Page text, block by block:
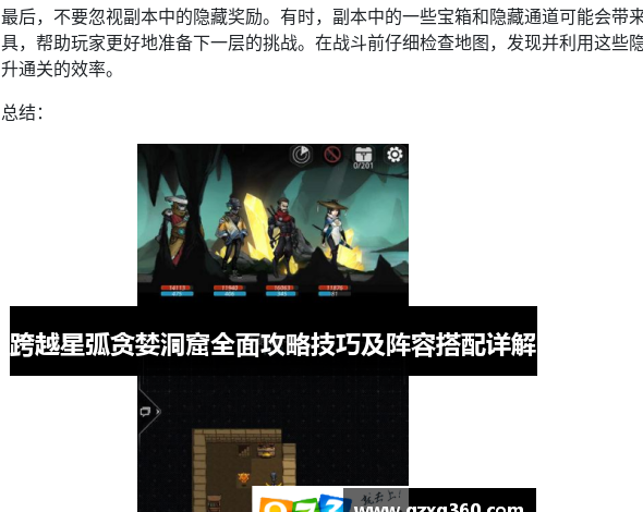
最后，不要忽视副本中的隐藏奖励。有时，副本中的一些宝箱和隐藏通道可能会带
具，帮助玩家更好地准备下一层的挑战。在战斗前仔细检查地图，发现并利用这些
升通关的效率。
总结：